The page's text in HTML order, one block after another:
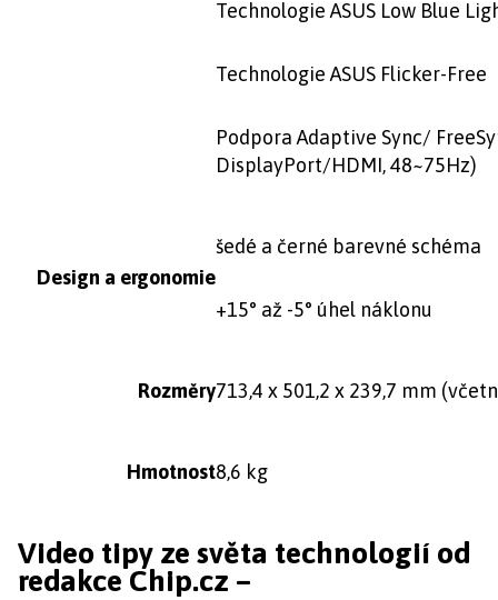
Technologie ASUS Low Blue
Technologie ASUS Flicker-Free
Podpora Adaptive Sync/
DisplayPort/HDMI, 48~75Hz)
Design a ergonomie
šedé a černé barevné schéma
+15° až -5° úhel náklonu
Rozměry713,4 x 501,2 x 239,7 mm
Hmotnost8,6 kg
Video tipy ze světa technologií od
redakce Chip.cz –